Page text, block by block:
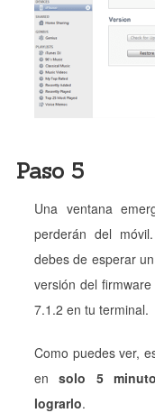
Paso 5
Una ventana
perderán del
debes de esperar
versión del
7.1.2 en tu terminal.
Como puedes ver,
ensolo 5
lograrlo.